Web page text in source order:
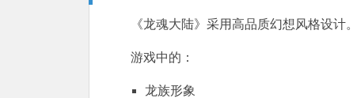
《龙魂大陆》采用高品质幻想风格设计。
游戏中的：
龙族形象